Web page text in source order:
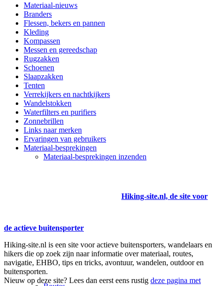
Materiaal-nieuws
Branders
Flessen, bekers en pannen
Kleding
Kompassen
Messen en gereedschap
Rugzakken
Schoenen
Slaapzakken
Tenten
Verrekijkers en nachtkijkers
Wandelstokken
Waterfilters en purifiers
Zonnebrillen
Links naar merken
Ervaringen van gebruikers
Materiaal-besprekingen
Materiaal-besprekingen inzenden
Hiking-site.nl, de site voor
de actieve buitensporter
Hiking-site.nl is een site voor actieve buitensporters, wandelaars en
hikers die op zoek zijn naar informatie over materiaal, routes,
navigatie, EHBO, tips en tricks, avontuur, wandelen, outdoor en
buitensporten.
Nieuw op deze site? Lees dan eerst eens rustig deze pagina met